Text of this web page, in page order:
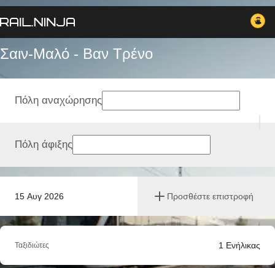
Σαιν-Μαλό - Βαν Tρένο
15 Αυγ 2026 Προσθέστε επιστροφή
Πόλη αναχώρησης
Πόλη άφιξης
Ταξιδιώτες 1 Ενήλικας